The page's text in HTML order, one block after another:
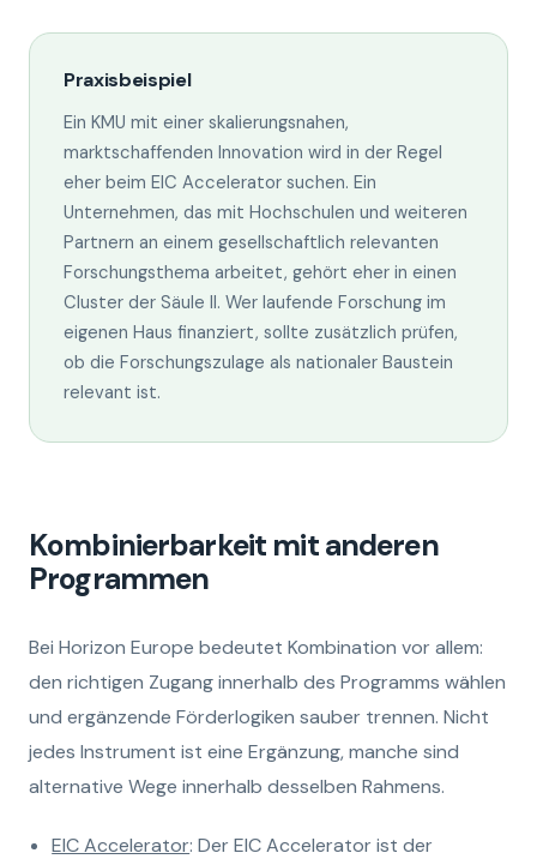
Praxisbeispiel
Ein KMU mit einer skalierungsnahen,
marktschaffenden Innovation wird in der Regel
eher beim EIC Accelerator suchen. Ein
Unternehmen, das mit Hochschulen und weiteren
Partnern an einem gesellschaftlich relevanten
Forschungsthema arbeitet, gehört eher in einen
Cluster der Säule II. Wer laufende Forschung im
eigenen Haus finanziert, sollte zusätzlich prüfen,
ob die Forschungszulage als nationaler Baustein
relevant ist.
Kombinierbarkeit mit anderen
Programmen
Bei Horizon Europe bedeutet Kombination vor allem:
den richtigen Zugang innerhalb des Programms wählen
und ergänzende Förderlogiken sauber trennen. Nicht
jedes Instrument ist eine Ergänzung, manche sind
alternative Wege innerhalb desselben Rahmens.
EIC Accelerator: Der EIC Accelerator ist der